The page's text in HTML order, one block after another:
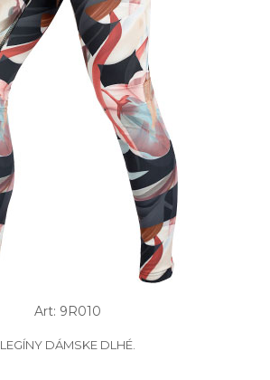
Art: 9R010
LEGÍNY DÁMSKE DLHÉ.